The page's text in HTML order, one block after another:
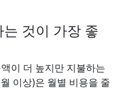
것이 가장 좋
이 더 높지만 지불하는
이상)은 월별 비용을 줄